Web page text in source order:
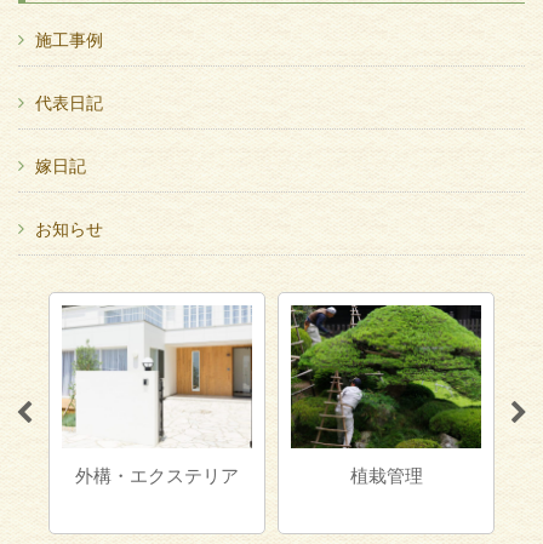
施工事例
代表日記
嫁日記
お知らせ
外構・エクステリア 植栽管理